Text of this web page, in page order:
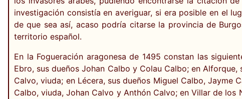
investigación consistía en averiguar, si era posible en el
de que sea así, acaso podría citarse la provincia de
territorio español.
En la Fogueración aragonesa de 1495 constan las
Ebro, sus dueños Johan Calbo y Colau Calbo; en
Calvo, viuda; en Lécera, sus dueños Miguel Calbo,
Calbo, viuda, Johan Calvo y Anthón Calvo; en Villar de los